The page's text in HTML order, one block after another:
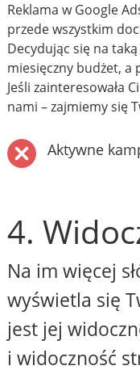
Reklama w Google
przede wszystkim
Decydując się na
miesięczny budżet, a
Jeśli zainteresowała
nami – zajmiemy się
Aktywne
4.
Na im więcej
wyświetla się
jest jej
i widoczność